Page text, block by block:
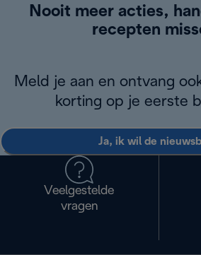
Nooit meer acties,
recepten
Meld je aan en ontvang
korting op je eerste
Ja, ik wil de
Veelgestelde
vragen